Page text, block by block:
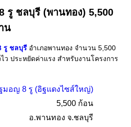
รู ชลบุรี (พานทอง) 5,500
น
รู ชลบุรี อำเภอพานทอง จำนวน 5,500
ว ประหยัดค่าแรง สำหรับงานโครงการ
มอญ 8 รู (อิฐแดงไซส์ใหญ่)
5,500 ก้อน
อ.พานทอง จ.ชลบุรี